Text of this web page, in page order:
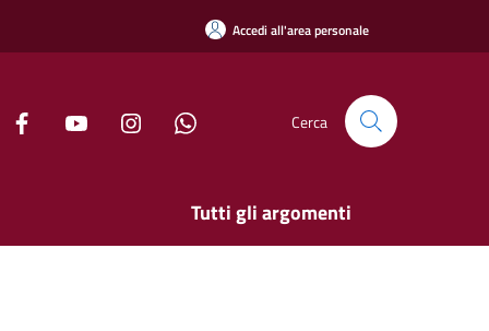
Accedi all'area personale
Cerca
Tutti gli argomenti